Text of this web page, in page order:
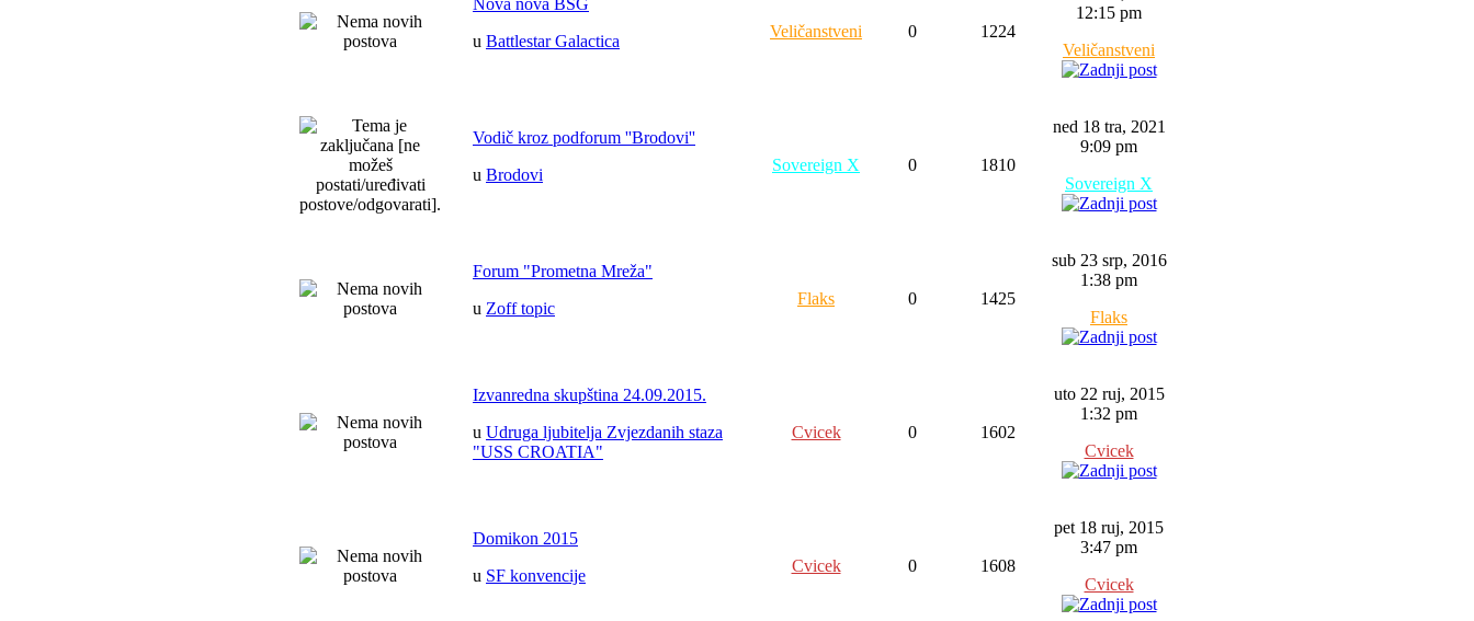
Nova nova BSG
u Battlestar Galactica
Veličanstveni 0 1224
12:15 pm
Veličanstveni
Vodič kroz podforum ''Brodovi''
u Brodovi
Sovereign X 0 1810
ned 18 tra, 2021
9:09 pm
Sovereign X
Forum "Prometna Mreža"
u Zoff topic
Flaks 0 1425
sub 23 srp, 2016
1:38 pm
Flaks
Izvanredna skupština 24.09.2015.
u Udruga ljubitelja Zvjezdanih staza
"USS CROATIA"
Cvicek 0 1602
uto 22 ruj, 2015
1:32 pm
Cvicek
Domikon 2015
u SF konvencije
Cvicek 0 1608
pet 18 ruj, 2015
3:47 pm
Cvicek